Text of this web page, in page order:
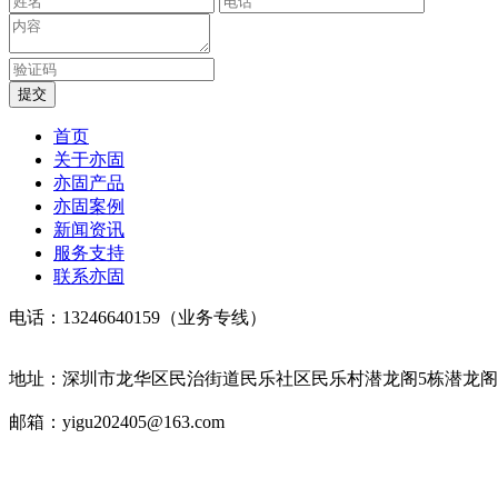
首页
关于亦固
亦固产品
亦固案例
新闻资讯
服务支持
联系亦固
电话：13246640159（业务专线）
地址：深圳市龙华区民治街道民乐社区民乐村潜龙阁5栋潜龙
邮箱：yigu202405@163.com